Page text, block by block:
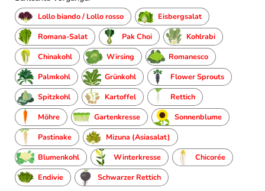
Lollo biando / Lollo rosso
Eisbergsalat
Romana-Salat
Pak Choi
Kohlrabi
Chinakohl
Wirsing
Romanesco
Palmkohl
Grünkohl
Flower Sprouts
Spitzkohl
Kartoffel
Rettich
Möhre
Gartenkresse
Sonnenblume
Pastinake
Mizuna (Asiasalat)
Blumenkohl
Winterkresse
Chicorée
Endivie
Schwarzer Rettich